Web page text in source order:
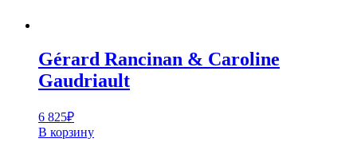
Gérard Rancinan & Caroline
Gaudriault
6 825₽
В корзину